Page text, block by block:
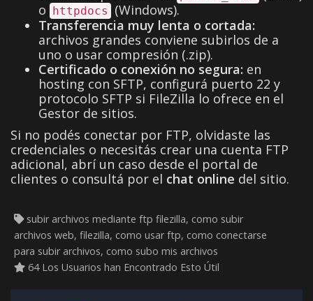
o httpdocs
(Windows).
Transferencia muy lenta o cortada:
archivos grandes conviene subirlos de a
uno o usar compresión (.zip).
Certificado o conexión no segura: en
hosting con SFTP, configurá puerto 22 y
protocolo SFTP si FileZilla lo ofrece en el
Gestor de sitios.
Si no podés conectar por FTP, olvidaste las
credenciales o necesitás crear una cuenta FTP
adicional, abrí un caso desde el portal de
clientes o consultá por el chat online del sitio.
subir archivos mediante ftp filezilla, como subir
archivos web, filezilla, como usar ftp, como conectarse
para subir archivos, como subo mis archivos
64 Los Usuarios han Encontrado Esto Útil